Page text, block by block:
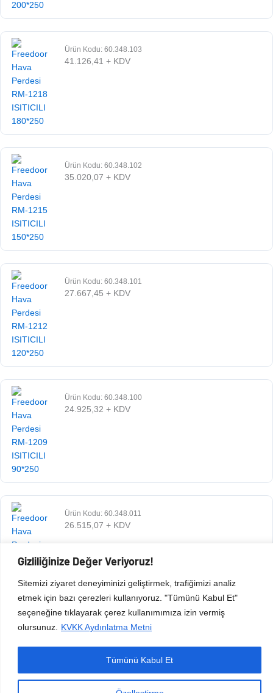
Gizliliğinize Değer Veriyoruz!
Sitemizi ziyaret deneyiminizi geliştirmek, trafiğimizi analiz
etmek için bazı çerezleri kullanıyoruz. "Tümünü Kabul Et"
seçeneğine tıklayarak çerez kullanımımıza izin vermiş
olursunuz.
KVKK Aydınlatma Metni
Tümünü Kabul Et
Ürün Kodu: 60.348.103
41.126,41 + KDV
Ürün Kodu: 60.348.102
35.020,07 + KDV
Ürün Kodu: 60.348.101
27.667,45 + KDV
Ürün Kodu: 60.348.100
24.925,32 + KDV
Ürün Kodu: 60.348.011
26.515,07 + KDV
Copyright © 2026 Esen Isıtma Soğutma İnşaat Ltd Şti | Tüm Hakları Saklıdır.